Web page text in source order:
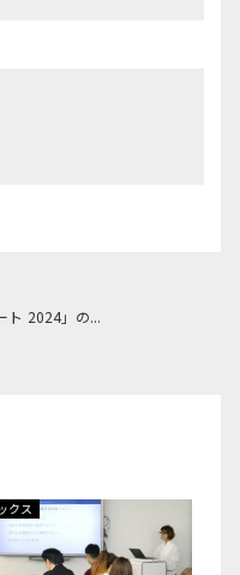
ト 2024」の...
クス